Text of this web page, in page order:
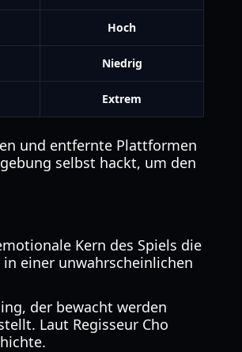
Hoch
Niedrig
Extrem
und entfernte Plattformen
selbst hackt, um den
Kern des Spiels die
einer unwahrscheinlichen
der bewacht werden
Laut Regisseur Cho